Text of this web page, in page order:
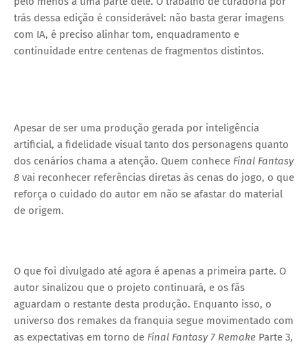
trás dessa edição é considerável: não basta gerar imagens
com IA, é preciso alinhar tom, enquadramento e
continuidade entre centenas de fragmentos distintos.
Apesar de ser uma produção gerada por inteligência
artificial, a fidelidade visual tanto dos personagens quanto
dos cenários chama a atenção. Quem conhece Final Fantasy
8 vai reconhecer referências diretas às cenas do jogo, o que
reforça o cuidado do autor em não se afastar do material
de origem.
O que foi divulgado até agora é apenas a primeira parte. O
autor sinalizou que o projeto continuará, e os fãs
aguardam o restante desta produção. Enquanto isso, o
universo dos remakes da franquia segue movimentado com
as expectativas em torno de Final Fantasy 7 Remake Parte 3,